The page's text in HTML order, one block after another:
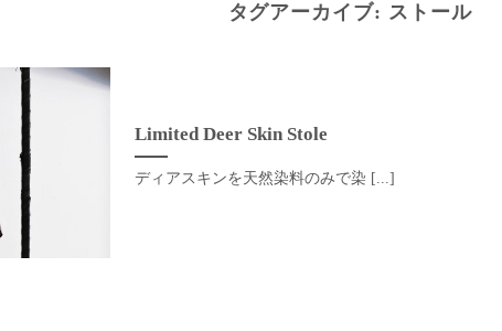
タグアーカイブ: ストール
Limited Deer Skin Stole
ディアスキンを天然染料のみで染 [...]